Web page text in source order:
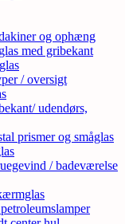
og ophæng
med gribekant
/ oversigt
udendørs,
prismer og småglas
/ badeværelse